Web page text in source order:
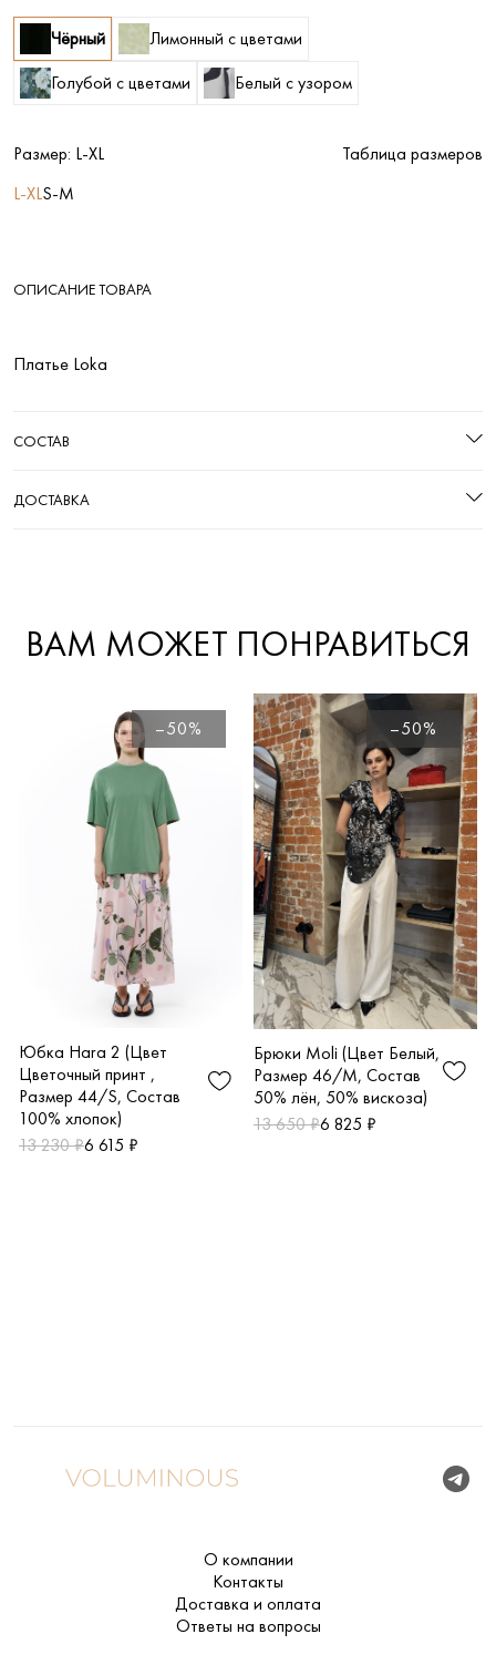
Чёрный
Лимонный с цветами
Голубой с цветами
Белый с узором
Размер: L-XL
Таблица размеров
L-XLS-M
ОПИСАНИЕ ТОВАРА
Платье Loka
СОСТАВ
ДОСТАВКА
ВАМ МОЖЕТ ПОНРАВИТЬСЯ
–50%
Юбка Hara 2 (Цвет
Цветочный принт ,
Размер 44/S, Состав
100% хлопок)
13 230 ₽6 615 ₽
–50%
Брюки Moli (Цвет Белый,
Размер 46/M, Состав
50% лён, 50% вискоза)
13 650 ₽6 825 ₽
О компании
Контакты
Доставка и оплата
Ответы на вопросы